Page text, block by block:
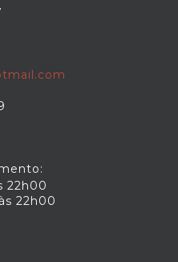
22h00
22h00